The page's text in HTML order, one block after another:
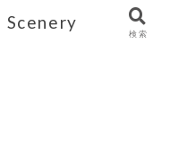
検索